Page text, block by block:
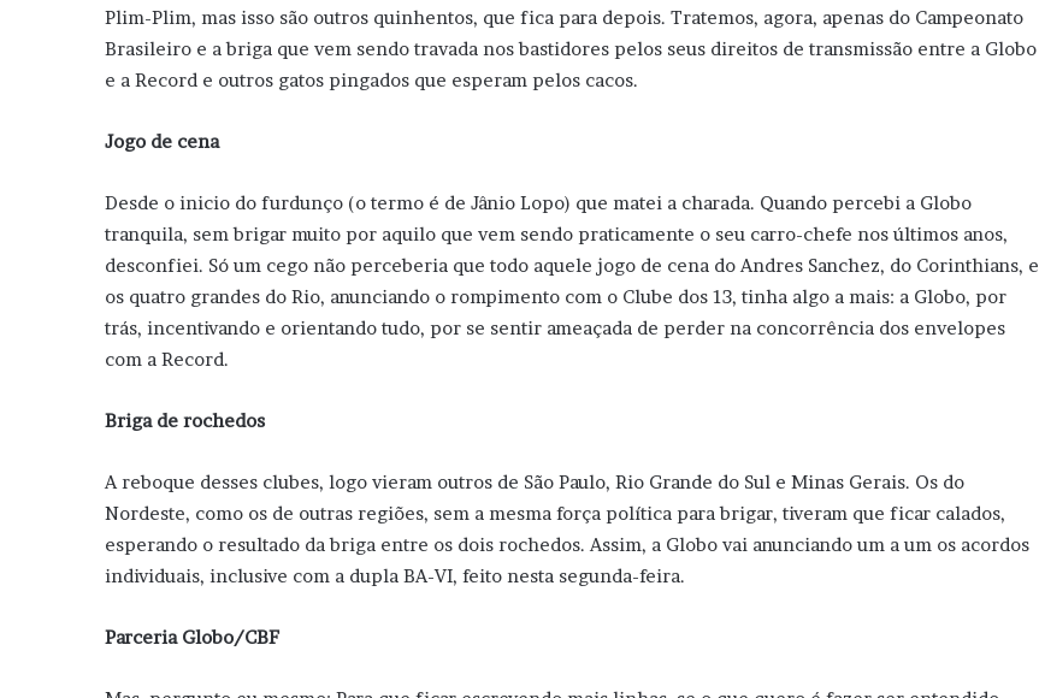
Plim-Plim, mas isso são outros quinhentos, que fica para depois. Tratemos, agora, apenas do Campeonato
Brasileiro e a briga que vem sendo travada nos bastidores pelos seus direitos de transmissão entre a Globo
e a Record e outros gatos pingados que esperam pelos cacos.
Jogo de cena
Desde o inicio do furdunço (o termo é de Jânio Lopo) que matei a charada. Quando percebi a Globo
tranquila, sem brigar muito por aquilo que vem sendo praticamente o seu carro-chefe nos últimos anos,
desconfiei. Só um cego não perceberia que todo aquele jogo de cena do Andres Sanchez, do Corinthians, e
os quatro grandes do Rio, anunciando o rompimento com o Clube dos 13, tinha algo a mais: a Globo, por
trás, incentivando e orientando tudo, por se sentir ameaçada de perder na concorrência dos envelopes
com a Record.
Briga de rochedos
A reboque desses clubes, logo vieram outros de São Paulo, Rio Grande do Sul e Minas Gerais. Os do
Nordeste, como os de outras regiões, sem a mesma força política para brigar, tiveram que ficar calados,
esperando o resultado da briga entre os dois rochedos. Assim, a Globo vai anunciando um a um os acordos
individuais, inclusive com a dupla BA-VI, feito nesta segunda-feira.
Parceria Globo/CBF